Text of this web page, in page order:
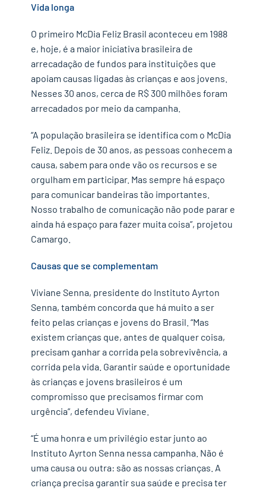
Vida longa
O primeiro McDia Feliz Brasil aconteceu em 1988
e, hoje, é a maior iniciativa brasileira de
arrecadação de fundos para instituições que
apoiam causas ligadas às crianças e aos jovens.
Nesses 30 anos, cerca de R$ 300 milhões foram
arrecadados por meio da campanha.
“A população brasileira se identifica com o McDia
Feliz. Depois de 30 anos, as pessoas conhecem a
causa, sabem para onde vão os recursos e se
orgulham em participar. Mas sempre há espaço
para comunicar bandeiras tão importantes.
Nosso trabalho de comunicação não pode parar e
ainda há espaço para fazer muita coisa”, projetou
Camargo.
Causas que se complementam
Viviane Senna, presidente do Instituto Ayrton
Senna, também concorda que há muito a ser
feito pelas crianças e jovens do Brasil. “Mas
existem crianças que, antes de qualquer coisa,
precisam ganhar a corrida pela sobrevivência, a
corrida pela vida. Garantir saúde e oportunidade
às crianças e jovens brasileiros é um
compromisso que precisamos firmar com
urgência”, defendeu Viviane.
“É uma honra e um privilégio estar junto ao
Instituto Ayrton Senna nessa campanha. Não é
uma causa ou outra: são as nossas crianças. A
criança precisa garantir sua saúde e precisa ter